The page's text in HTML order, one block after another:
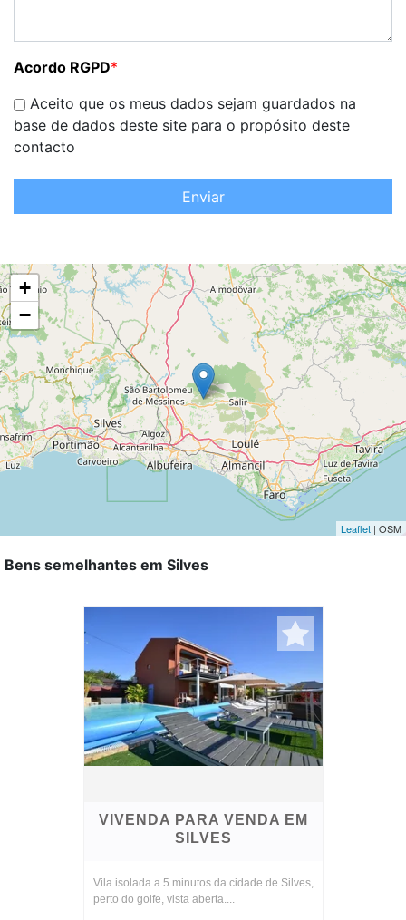
Acordo RGPD*
Aceito que os meus dados sejam guardados na
base de dados deste site para o propósito deste
contacto
Enviar
+
−
Leaflet | OSM
Bens semelhantes em Silves
VIVENDA PARA VENDA EM
SILVES
Vila isolada a 5 minutos da cidade de Silves,
perto do golfe, vista aberta....